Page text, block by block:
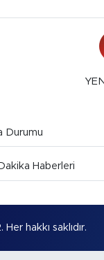
Durumu
Haberleri
hakkı saklıdır.